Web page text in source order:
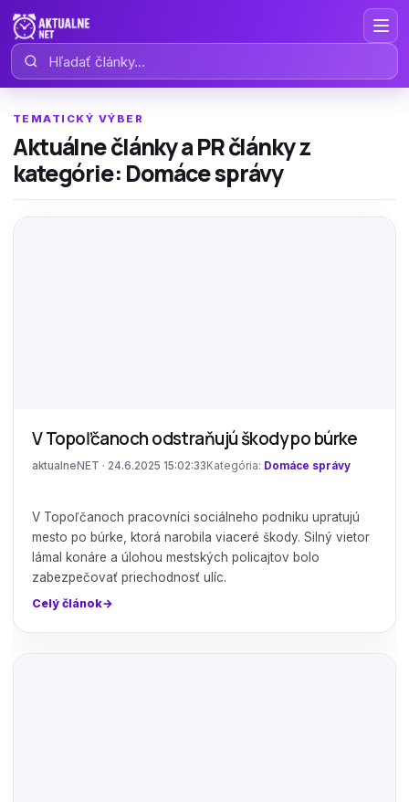
Hľadať články
TEMATICKÝ VÝBER
Aktuálne články a PR články z
kategórie: Domáce správy
V Topoľčanoch odstraňujú škody po búrke
aktualneNET · 24.6.2025 15:02:33 Kategória: Domáce správy
V Topoľčanoch pracovníci sociálneho podniku upratujú
mesto po búrke, ktorá narobila viaceré škody. Silný vietor
lámal konáre a úlohou mestských policajtov bolo
zabezpečovať priechodnosť ulíc.
Celý článok